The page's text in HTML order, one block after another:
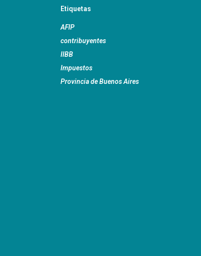
Etiquetas
AFIP
contribuyentes
IIBB
Impuestos
Provincia de Buenos Aires